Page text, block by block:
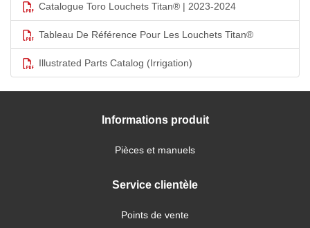
Catalogue Toro Louchets Titan® | 2023-2024
Tableau De Référence Pour Les Louchets Titan®
Illustrated Parts Catalog (Irrigation)
Informations produit
Pièces et manuels
Service clientèle
Points de vente